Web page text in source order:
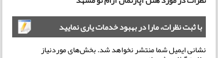
با ثبت نظرات، مارا در بهبود خدمات یاری نمایید
نشانی ایمیل شما منتشر نخواهد شد.بخش‌های موردنیاز